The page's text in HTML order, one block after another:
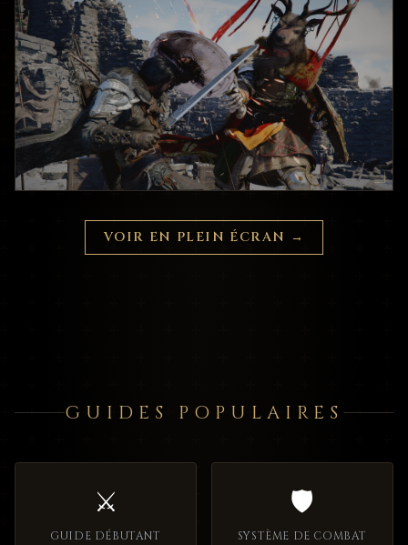
VOIR EN PLEIN ÉCRAN →
GUIDES POPULAIRES
⚔️
GUIDE DÉBUTANT
🛡️
SYSTÈME DE COMBAT